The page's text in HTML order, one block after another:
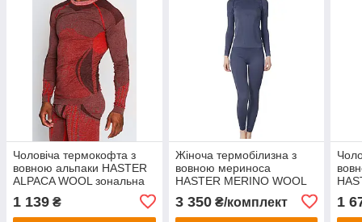
Чоловіча термокофта з
вовною альпаки HASTER
ALPACA WOOL зональна
термобілизна
1 139 ₴
Жіноча термобілизна з
вовною мериноса
HASTER MERINO WOOL
3 350₴/комплект 1